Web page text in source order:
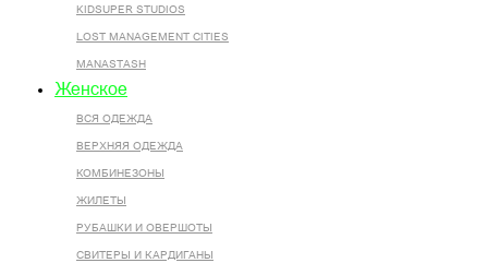
KIDSUPER STUDIOS
LOST MANAGEMENT CITIES
MANASTASH
Женское
ВСЯ ОДЕЖДА
ВЕРХНЯЯ ОДЕЖДА
КОМБИНЕЗОНЫ
ЖИЛЕТЫ
РУБАШКИ И ОВЕРШОТЫ
СВИТЕРЫ И КАРДИГАНЫ